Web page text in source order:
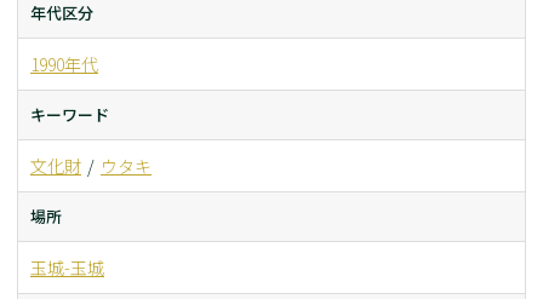
年代区分
1990年代
キーワード
文化財 ウタキ
場所
玉城-玉城